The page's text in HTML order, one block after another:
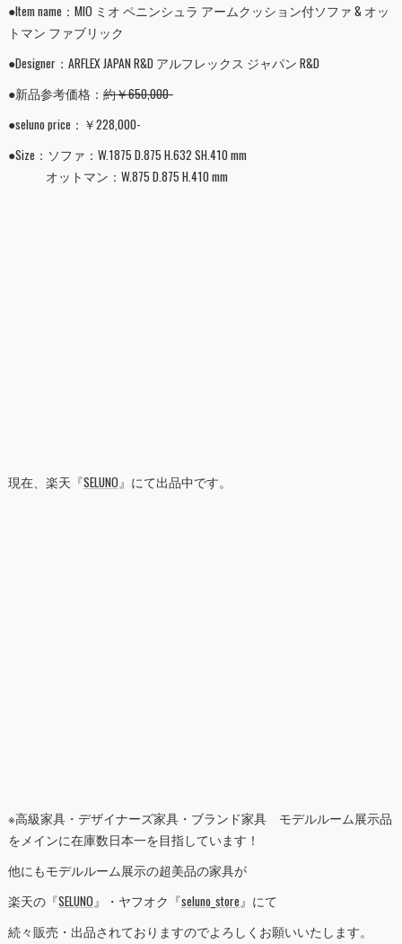
●Item name：MIO ミオ ペニンシュラ アームクッション付ソファ & オッ
トマン ファブリック
●Designer：ARFLEX JAPAN R&D アルフレックス ジャパン R&D
●新品参考価格： 約￥650,000-
●seluno price：￥228,000-
●Size：ソファ：W.1875 D.875 H.632 SH.410 mm
オットマン：W.875 D.875 H.410 mm
現在、楽天『SELUNO』にて出品中です。
※高級家具・デザイナーズ家具・ブランド家具 モデルルーム展示品
をメインに在庫数日本一を目指しています！
他にもモデルルーム展示の超美品の家具が
楽天の『SELUNO』・ヤフオク『seluno_store』にて
続々販売・出品されておりますのでよろしくお願いいたします。